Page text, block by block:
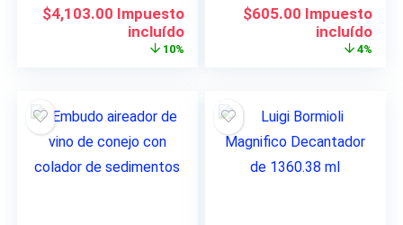
El
$4,103.00El
precio
actual
Impuesto
incluído
10%
El
$605.00El
precio
Impuesto
incluído
4%